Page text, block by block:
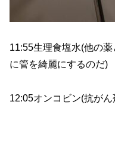
11:55生理食塩水(他の
に管を綺麗にするのだ)
12:05オンコビン(抗がん